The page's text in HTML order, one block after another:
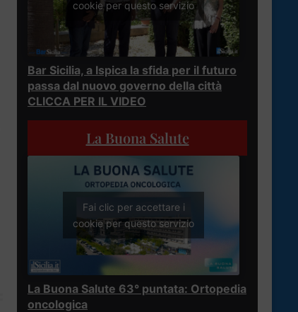
cookie per questo servizio
Bar Sicilia, a Ispica la sfida per il futuro
passa dal nuovo governo della città
CLICCA PER IL VIDEO
La Buona Salute
Fai clic per accettare i
cookie per questo servizio
La Buona Salute 63° puntata: Ortopedia
oncologica